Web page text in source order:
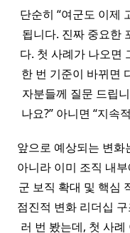
단순히 “여군도 이제
됩니다. 진짜 중요한
다. 첫 사례가 나오면
한 번 기준이 바뀌면
자분들께 질문 드립
나요?” 아니면 “지속
앞으로 예상되는 변
아니라 이미 조직 내
군 보직 확대 및 핵심
점진적 변화 리더십
러 번 봤는데, 첫 사